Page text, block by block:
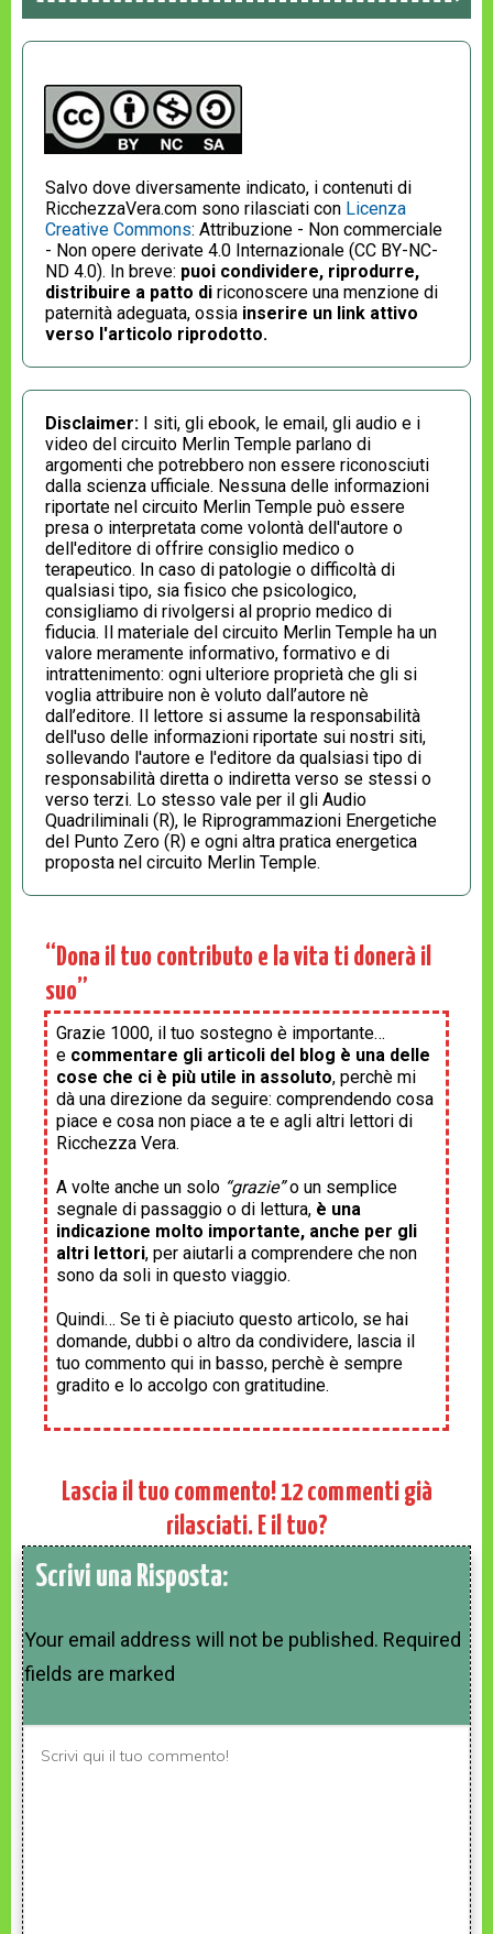
Salvo dove diversamente indicato, i contenuti di
RicchezzaVera.com sono rilasciati con Licenza
Creative Commons: Attribuzione - Non commerciale
- Non opere derivate 4.0 Internazionale (CC BY-NC-
ND 4.0). In breve: puoi condividere, riprodurre,
distribuire a patto di riconoscere una menzione di
paternità adeguata, ossia inserire un link attivo
verso l'articolo riprodotto.
Disclaimer: I siti, gli ebook, le email, gli audio e i
video del circuito Merlin Temple parlano di
argomenti che potrebbero non essere riconosciuti
dalla scienza ufficiale. Nessuna delle informazioni
riportate nel circuito Merlin Temple può essere
presa o interpretata come volontà dell'autore o
dell'editore di offrire consiglio medico o
terapeutico. In caso di patologie o difficoltà di
qualsiasi tipo, sia fisico che psicologico,
consigliamo di rivolgersi al proprio medico di
fiducia. Il materiale del circuito Merlin Temple ha un
valore meramente informativo, formativo e di
intrattenimento: ogni ulteriore proprietà che gli si
voglia attribuire non è voluto dall’autore nè
dall’editore. Il lettore si assume la responsabilità
dell'uso delle informazioni riportate sui nostri siti,
sollevando l'autore e l'editore da qualsiasi tipo di
responsabilità diretta o indiretta verso se stessi o
verso terzi. Lo stesso vale per il gli Audio
Quadriliminali (R), le Riprogrammazioni Energetiche
del Punto Zero (R) e ogni altra pratica energetica
proposta nel circuito Merlin Temple.
“Dona il tuo contributo e la vita ti donerà il
suo”
Grazie 1000, il tuo sostegno è importante…
e commentare gli articoli del blog è una delle
cose che ci è più utile in assoluto, perchè mi
dà una direzione da seguire: comprendendo cosa
piace e cosa non piace a te e agli altri lettori di
Ricchezza Vera.
A volte anche un solo “grazie”o un semplice
segnale di passaggio o di lettura, è una
indicazione molto importante, anche per gli
altri lettori, per aiutarli a comprendere che non
sono da soli in questo viaggio.
Quindi… Se ti è piaciuto questo articolo, se hai
domande, dubbi o altro da condividere, lascia il
tuo commento qui in basso, perchè è sempre
gradito e lo accolgo con gratitudine.
Lascia il tuo commento!12commenti già
rilasciati. E il tuo?
Scrivi una Risposta:
Your email address will not be published. Required
fields are marked